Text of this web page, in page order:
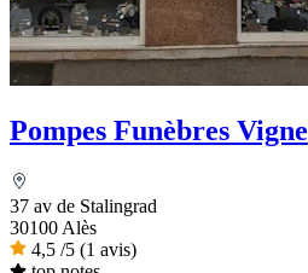
Pompes Funèbres Vigne
37 av de Stalingrad
30100 Alès
4,5 /5 (1 avis)